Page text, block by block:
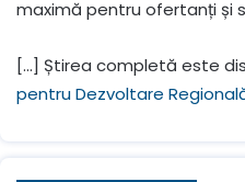
maximă pentru ofertanți și
[…] Știrea completă este
pentru Dezvoltare